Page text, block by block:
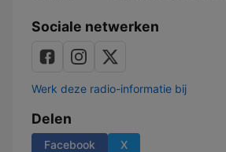
Sociale netwerken
Werk deze radio-informatie bij
Delen
Facebook X